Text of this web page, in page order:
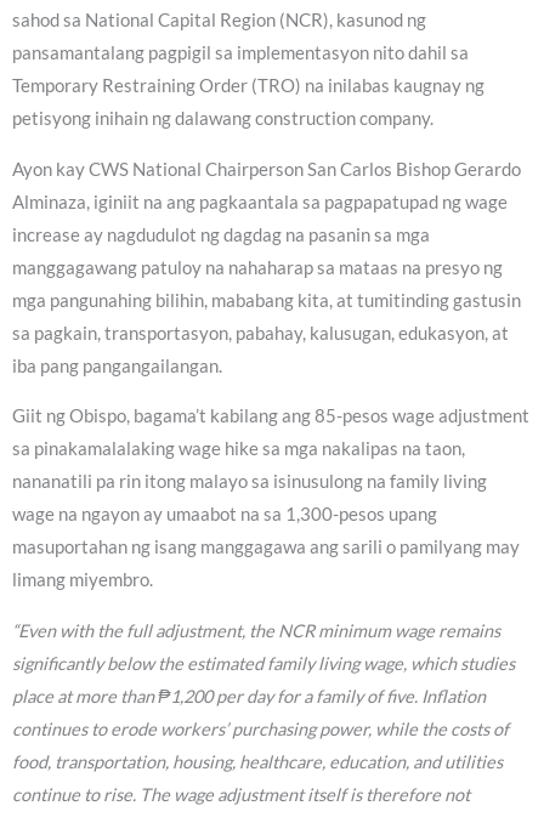
sahod sa National Capital Region (NCR), kasunod ng
pansamantalang pagpigil sa implementasyon nito dahil sa
Temporary Restraining Order (TRO) na inilabas kaugnay ng
petisyong inihain ng dalawang construction company.
Ayon kay CWS National Chairperson San Carlos Bishop Gerardo
Alminaza, iginiit na ang pagkaantala sa pagpapatupad ng wage
increase ay nagdudulot ng dagdag na pasanin sa mga
manggagawang patuloy na nahaharap sa mataas na presyo ng
mga pangunahing bilihin, mababang kita, at tumitinding gastusin
sa pagkain, transportasyon, pabahay, kalusugan, edukasyon, at
iba pang pangangailangan.
Giit ng Obispo, bagama’t kabilang ang 85-pesos wage adjustment
sa pinakamalalaking wage hike sa mga nakalipas na taon,
nananatili pa rin itong malayo sa isinusulong na family living
wage na ngayon ay umaabot na sa 1,300-pesos upang
masuportahan ng isang manggagawa ang sarili o pamilyang may
limang miyembro.
“Even with the full adjustment, the NCR minimum wage remains
significantly below the estimated family living wage, which studies
place at more than ₱1,200 per day for a family of five. Inflation
continues to erode workers’ purchasing power, while the costs of
food, transportation, housing, healthcare, education, and utilities
continue to rise. The wage adjustment itself is therefore not